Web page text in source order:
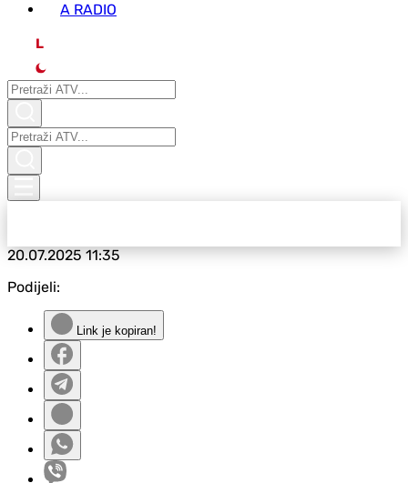
A RADIO
L
20.07.202511:35
Podijeli:
Link je kopiran!